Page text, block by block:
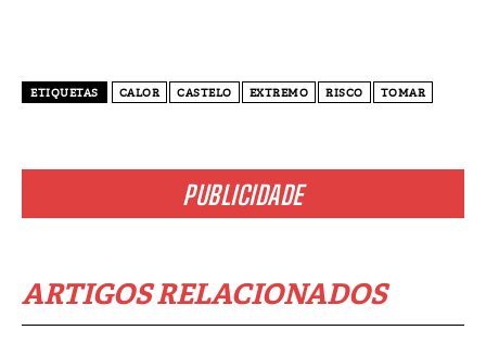
PUBLICIDADE
ARTIGOS RELACIONADOS
ETIQUETAS CALOR CASTELO EXTREMO RISCO TOMAR